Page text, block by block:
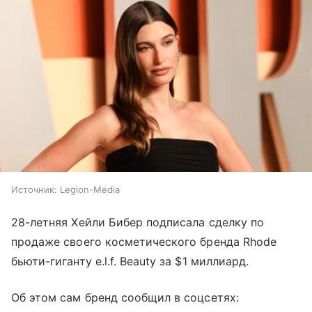
Источник: Legion-Media
28-летняя Хейли Бибер подписала сделку по
продаже своего косметического бренда Rhode
бьюти-гиганту e.l.f. Beauty за $1 миллиард.
Об этом сам бренд сообщил в соцсетях: